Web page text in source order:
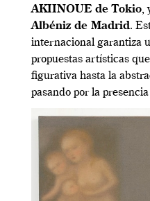
AKIINOUE de Tokio,
Albéniz de Madrid.
internacional garantiza
propuestas artísticas
figurativa hasta la
pasando por la